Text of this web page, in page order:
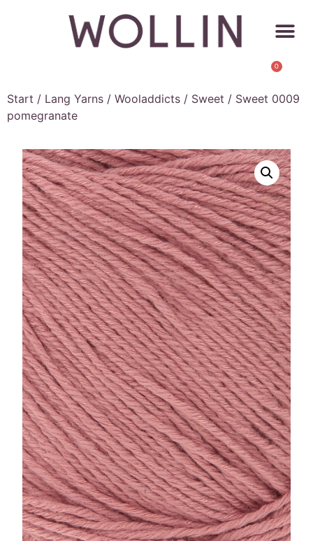
0
Start / Lang Yarns / Wooladdicts / Sweet / Sweet 0009
pomegranate